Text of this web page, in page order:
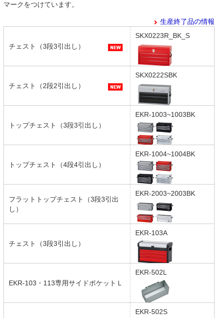
マークをつけています。
生産終了品の情報
チェスト（3段3引出し）
SKX0223R_BK_S
チェスト（2段2引出し）
SKX0222SBK
トップチェスト（3段3引出し）
EKR-1003~1003BK
トップチェスト（4段4引出し）
EKR-1004~1004BK
フラットトップチェスト（3段3引出
し）
EKR-2003~2003BK
チェスト（3段3引出し）
EKR-103A
EKR-103・113専用サイドポケットＬ
EKR-502L
EKR-502S